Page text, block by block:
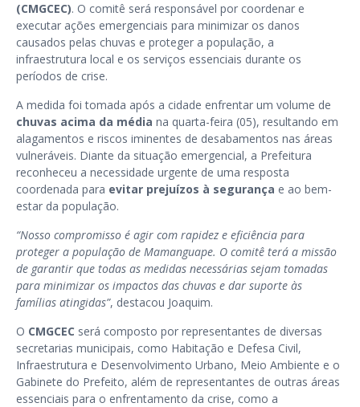
(CMGCEC). O comitê será responsável por coordenar e
executar ações emergenciais para minimizar os danos
causados pelas chuvas e proteger a população, a
infraestrutura local e os serviços essenciais durante os
períodos de crise.
A medida foi tomada após a cidade enfrentar um volume de
chuvas acima da média na quarta-feira (05), resultando em
alagamentos e riscos iminentes de desabamentos nas áreas
vulneráveis. Diante da situação emergencial, a Prefeitura
reconheceu a necessidade urgente de uma resposta
coordenada para evitar prejuízos à segurança e ao bem-
estar da população.
“Nosso compromisso é agir com rapidez e eficiência para
proteger a população de Mamanguape. O comitê terá a missão
de garantir que todas as medidas necessárias sejam tomadas
para minimizar os impactos das chuvas e dar suporte às
famílias atingidas”, destacou Joaquim.
O CMGCEC será composto por representantes de diversas
secretarias municipais, como Habitação e Defesa Civil,
Infraestrutura e Desenvolvimento Urbano, Meio Ambiente e o
Gabinete do Prefeito, além de representantes de outras áreas
essenciais para o enfrentamento da crise, como a